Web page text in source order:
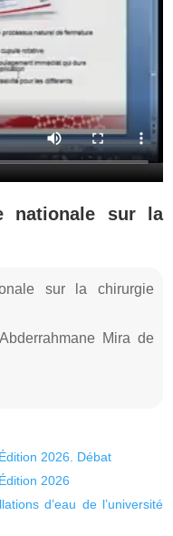
nationale sur la
sur la chirurgie
Mira de
2026. Débat
2026
d’eau de l’université